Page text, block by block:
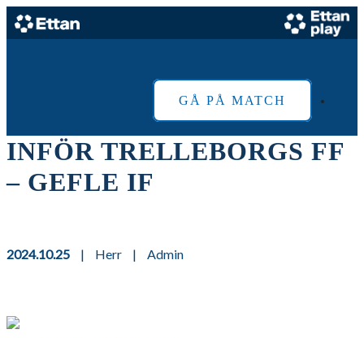
GÅ PÅ MATCH
INFÖR TRELLEBORGS FF
– GEFLE IF
2024.10.25 | Herr | Admin